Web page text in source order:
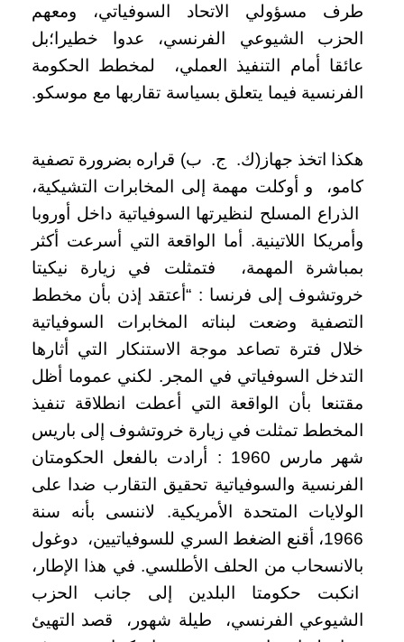
طرف مسؤولي الاتحاد السوفياتي، ومعهم
الحزب الشيوعي الفرنسي، عدوا خطيرا؛بل
عائقا أمام التنفيذ العملي، لمخطط الحكومة
الفرنسية فيما يتعلق بسياسة تقاربها مع موسكو.
هكذا اتخذ جهاز(ك. ج. ب) قراره بضرورة تصفية
كامو، و أوكلت مهمة إلى المخابرات التشيكية،
الذراع المسلح لنظيرتها السوفياتية داخل أوروبا
وأمريكا اللاتينية. أما الواقعة التي أسرعت أكثر
بمباشرة المهمة، فتمثلت في زيارة نيكيتا
خروتشوف إلى فرنسا : “أعتقد إذن بأن مخطط
التصفية وضعت لبناته المخابرات السوفياتية
خلال فترة تصاعد موجة الاستنكار التي أثارها
التدخل السوفياتي في المجر. لكني عموما أظل
مقتنعا بأن الواقعة التي أعطت انطلاقة تنفيذ
المخطط تمثلت في زيارة خروتشوف إلى باريس
شهر مارس 1960 : أرادت بالفعل الحكومتان
الفرنسية والسوفياتية تحقيق التقارب ضدا على
الولايات المتحدة الأمريكية. لاننسى بأنه سنة
1966، أقنع الضغط السري للسوفياتيين، دوغول
بالانسحاب من الحلف الأطلسي. في هذا الإطار،
انكبت حكومتا البلدين إلى جانب الحزب
الشيوعي الفرنسي، طيلة شهور، قصد التهيئ